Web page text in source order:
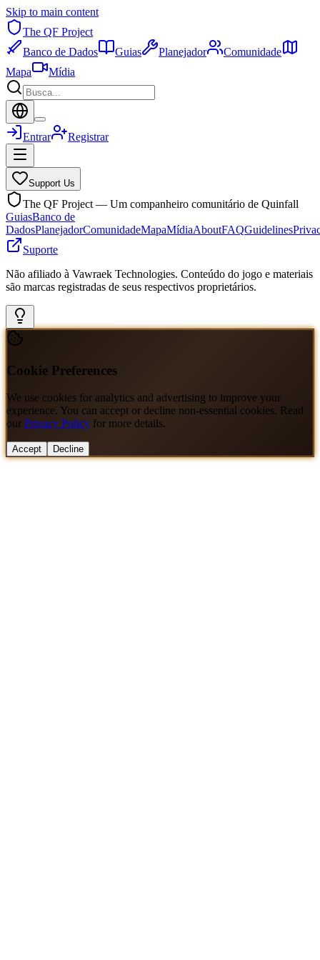
Skip to main content
The QF Project
Banco de Dados
Guias Planejador
Comunidade
Mapa
Mídia
Entrar Registrar
Support Us
The QF Project — Um companheiro comunitário de Quinfall
GuiasBanco de
DadosPlanejadorComunidadeMapaMídiaAboutFAQGuidelines
Suporte
Não afiliado à Vawraek Technologies. Conteúdo do jogo e materiais
são marcas registradas de seus respectivos proprietários.
Cookie Preferences
We use cookies for analytics and advertising to improve your
experience. You can accept or decline non-essential cookies. Read
our Privacy Policy for more details.
Accept Decline